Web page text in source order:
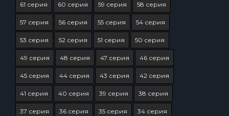
61 серия 60 серия 59 серия 58 серия
57 серия 56 серия 55 серия 54 серия
53 серия 52 серия 51 серия 50 серия
49 серия 48 серия 47 серия 46 серия
45 серия 44 серия 43 серия 42 серия
41 серия 40 серия 39 серия 38 серия
37 серия 36 серия 35 серия 34 серия